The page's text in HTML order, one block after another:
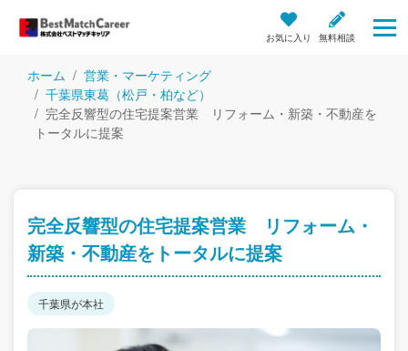
お気に入り 無料相談
ホーム
営業・マーケティング
千葉県東葛（松戸・柏など）
完全反響型の住宅提案営業 リフォーム・新築・不動産を
トータルに提案
完全反響型の住宅提案営業 リフォーム・
新築・不動産をトータルに提案
千葉県が本社